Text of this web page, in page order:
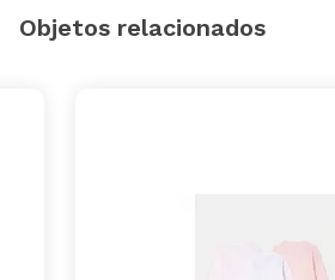
Objetos relacionados